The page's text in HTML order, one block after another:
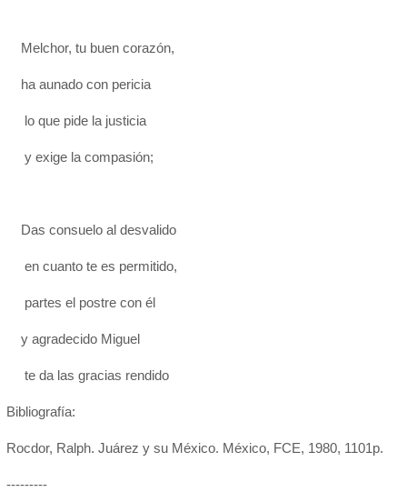
Melchor, tu buen corazón,
ha aunado con pericia
lo que pide la justicia
y exige la compasión;
Das consuelo al desvalido
en cuanto te es permitido,
partes el postre con él
y agradecido Miguel
te da las gracias rendido
Bibliografía:
Rocdor, Ralph. Juárez y su México. México, FCE, 1980, 1101p.
---------